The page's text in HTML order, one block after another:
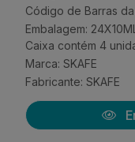
Código de Barras
Embalagem: 24X10ML
Caixa contém 4
Marca: SKAFE
Fabricante: SKAFE